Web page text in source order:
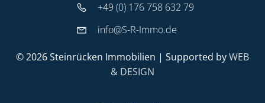
+49 (0) 176 758 632 79
info@S-R-Immo.de
© 2026 Steinrücken Immobilien | Supported byWEB
& DESIGN